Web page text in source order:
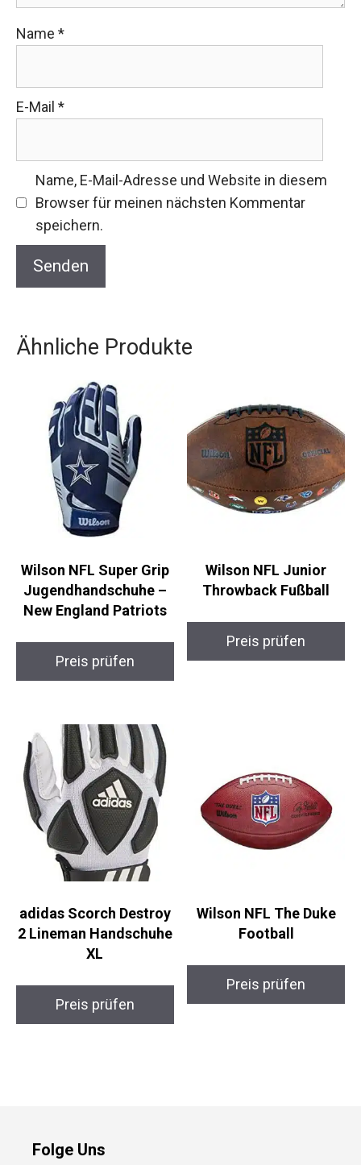
Name *
E-Mail *
Name, E-Mail-Adresse und Website in diesem
Browser für meinen nächsten Kommentar
speichern.
Ähnliche Produkte
Wilson NFL Super Grip
Jugendhandschuhe –
New England Patriots
Preis prüfen
Wilson NFL Junior
Throwback Fußball
Preis prüfen
adidas Scorch Destroy
2 Lineman Handschuhe
XL
Preis prüfen
Wilson NFL The Duke
Football
Preis prüfen
Folge Uns